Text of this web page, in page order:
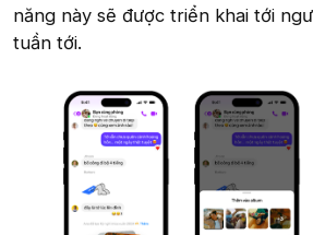
năng này sẽ được triển khai tới
tuần tới.